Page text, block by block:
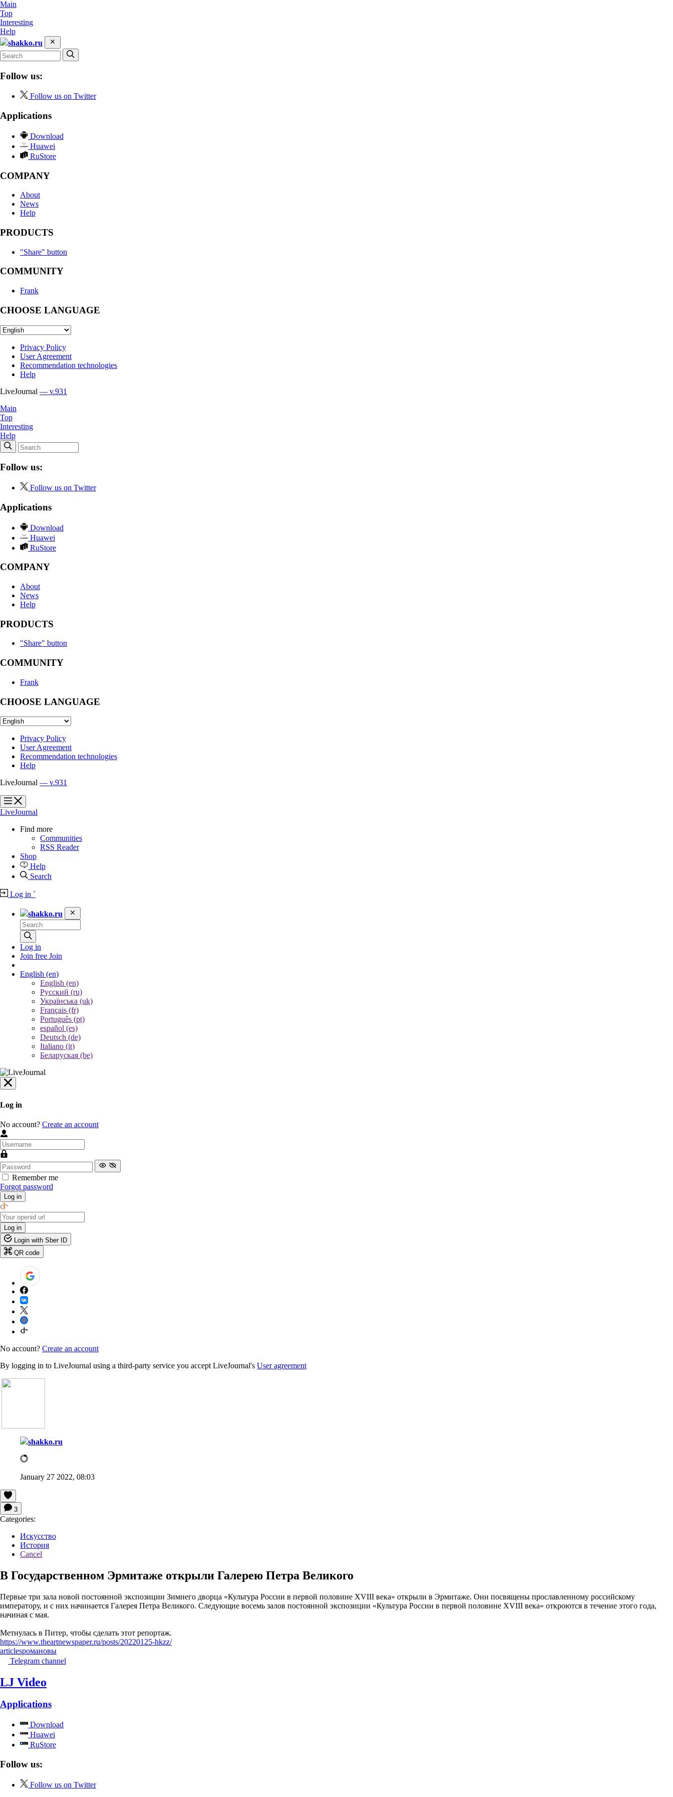
Main
Top
Interesting
Help
shakko.ru
Follow us:
Follow us on Twitter
Applications
Download
Huawei
RuStore
COMPANY
About
News
Help
PRODUCTS
"Share" button
COMMUNITY
Frank
CHOOSE LANGUAGE
Privacy Policy
User Agreement
Recommendation technologies
Help
LiveJournal — v.931
Main
Top
Interesting
Help
Follow us:
Follow us on Twitter
Applications
Download
Huawei
RuStore
COMPANY
About
News
Help
PRODUCTS
"Share" button
COMMUNITY
Frank
CHOOSE LANGUAGE
Privacy Policy
User Agreement
Recommendation technologies
Help
LiveJournal — v.931
?
?
LiveJournal
Find more
Communities
RSS Reader
Shop
Help
Search
Log in `
shakko.ru
Log in
Join free Join
English (en)
English (en)
Русский (ru)
Українська (uk)
Français (fr)
Português (pt)
español (es)
Deutsch (de)
Italiano (it)
Беларуская (be)
Log in
No account? Create an account
Remember me
Forgot password
Log in
Log in
Login with Sber ID
QR code
No account? Create an account
By logging in to LiveJournal using a third-party service you accept LiveJournal's User agreement
shakko.ru
January 27 2022, 08:03
3
Categories:
Искусство
История
Cancel
В Государственном Эрмитаже открыли Галерею Петра Великого
Первые три зала новой постоянной экспозиции Зимнего дворца «Культура России в первой половине XVIII века» открыли в Эрмитаже. Они посвящены прославленному российскому
императору, и с них начинается Галерея Петра Великого. Cледующие восемь залов постоянной экспозиции «Культура России в первой половине XVIII века» откроются в течение этого года,
начиная с мая.
Метнулась в Питер, чтобы сделать этот репортаж.
https://www.theartnewspaper.ru/posts/20220125-hkzz/
articlesромановы
Telegram channel
LJ Video
Applications
Download
Huawei
RuStore
Follow us:
Follow us on Twitter